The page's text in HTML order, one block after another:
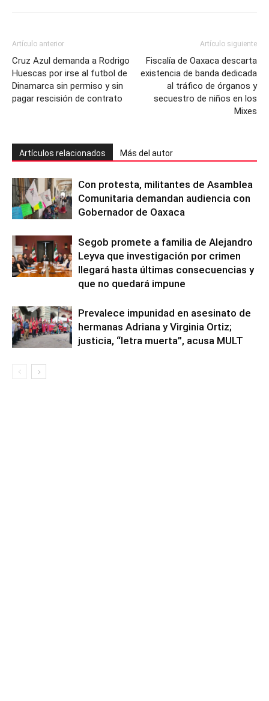
Artículo anterior
Cruz Azul demanda a Rodrigo
Huescas por irse al futbol de
Dinamarca sin permiso y sin
pagar rescisión de contrato
Artículo siguiente
Fiscalía de Oaxaca descarta
existencia de banda dedicada
al tráfico de órganos y
secuestro de niños en los
Mixes
Artículos relacionados Más del autor
Con protesta, militantes de Asamblea
Comunitaria demandan audiencia con
Gobernador de Oaxaca
Segob promete a familia de Alejandro
Leyva que investigación por crimen
llegará hasta últimas consecuencias y
que no quedará impune
Prevalece impunidad en asesinato de
hermanas Adriana y Virginia Ortiz;
justicia, “letra muerta”, acusa MULT